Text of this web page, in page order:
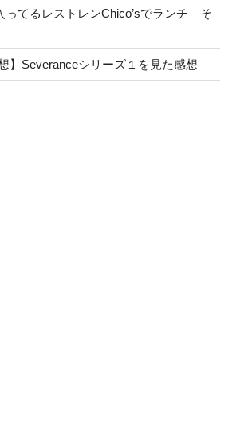
ってるレストレンChico’sでランチ そ
】Severanceシリーズ１を見た感想